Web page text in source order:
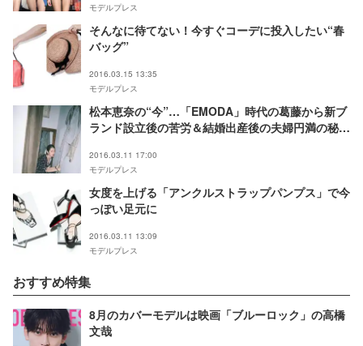
モデルプレス
そんなに待てない！今すぐコーデに投入したい“春
バッグ”
2016.03.15 13:35
モデルプレス
松本恵奈の“今”…「EMODA」時代の葛藤から新ブ
ランド設立後の苦労＆結婚出産後の夫婦円満の秘訣
2016.03.11 17:00
モデルプレス
女度を上げる「アンクルストラップパンプス」で今
っぽい足元に
2016.03.11 13:09
モデルプレス
おすすめ特集
8月のカバーモデルは映画「ブルーロック」の高橋
文哉